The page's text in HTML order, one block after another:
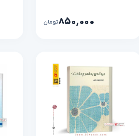
۸۵۰,۰۰۰تومان